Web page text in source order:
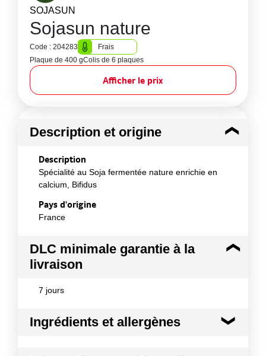
SOJASUN
Sojasun nature
Code : 204283
Frais
Plaque de 400 gColis de 6 plaques
Afficher le prix
Description et origine
Description
Spécialité au Soja fermentée nature enrichie en
calcium, Bifidus
Pays d'origine
France
DLC minimale garantie à la
livraison
7 jours
Ingrédients et allergènes